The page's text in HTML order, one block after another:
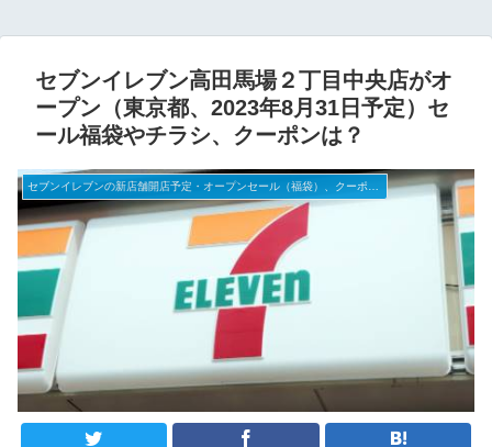
セブンイレブン高田馬場２丁目中央店がオ
ープン（東京都、2023年8月31日予定）セ
ール福袋やチラシ、クーポンは？